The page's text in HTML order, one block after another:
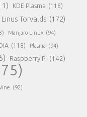
KDE Plasma (118)
Linus Torvalds (172)
Manjaro Linux (94)
(118) Plasma (94)
Raspberry Pi (142)
(92)